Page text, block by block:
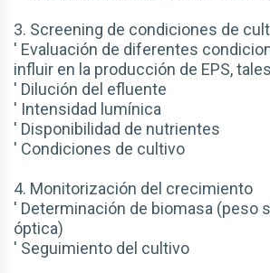
3. Screening de condiciones de
' Evaluación de diferentes
influir en la producción de EPS,
' Dilución del efluente
' Intensidad lumínica
' Disponibilidad de nutrientes
' Condiciones de cultivo
4. Monitorización del crecimiento
' Determinación de biomasa (peso
óptica)
' Seguimiento del cultivo